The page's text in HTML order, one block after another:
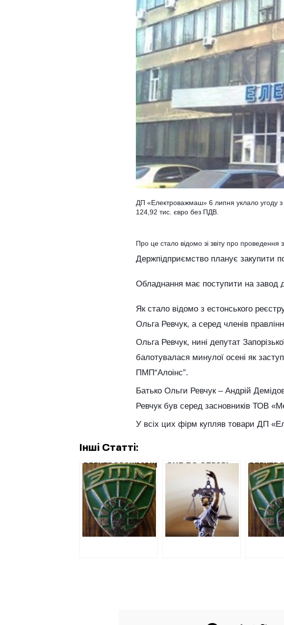
ДП «Електроважмаш» 6 липня уклало угоду
124,92 тис. євро без ПДВ.
Про це стало відомо зі звіту про проведення
Держпідприємство планує закупити
Обладнання має поступити на завод
Як стало відомо з естонського
Ольга Ревчук, а серед членів
Ольга Ревчук, нині депутат
балотувалася минулої осені як
ПМП“Алоінс”.
Батько Ольги Ревчук – Андрій
Ревчук був серед засновників ТОВ
У всіх цих фірм купляв товари ДП
Інші Статті:
ЕЛЕКТРОВАЖМАШ
КУПУЄ У ЛЮДЕЙ
ПАШИНСЬКОГО
ЕЛЕКТРОДИ
ВДВІЧІ ДОРОЖЧЕ
ВІД РИНКУ
СУД ПО СПРАВІ
ЗАМДИРЕКТОРА
«ЕЛЕКТРОВАЖМАША»:
ВІДБУВСЯ ДОПИТ
ПРЕСТАВНИКІВ
ЗАВОДУ
ЦІНАМИ